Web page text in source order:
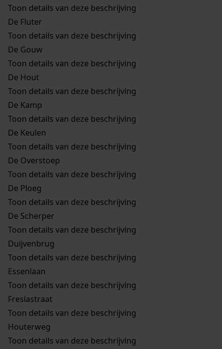
Toon details van deze beschrijving
De Fluter
Toon details van deze beschrijving
De Gouw
Toon details van deze beschrijving
De Hout
Toon details van deze beschrijving
De Kamp
Toon details van deze beschrijving
De Keulen
Toon details van deze beschrijving
De Overstoep
Toon details van deze beschrijving
De Ploeg
Toon details van deze beschrijving
De Scherper
Toon details van deze beschrijving
Duijvenbrug
Toon details van deze beschrijving
Essenlaan
Toon details van deze beschrijving
Fresiastraat
Toon details van deze beschrijving
Houterweg
Toon details van deze beschrijving